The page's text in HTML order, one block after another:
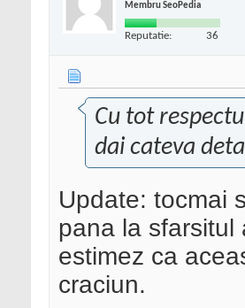
Membru SeoPedia
Reputatie: 36
Cu tot
dai cateva
Update: tocmai
pana la sfarsitul
estimez ca
craciun.